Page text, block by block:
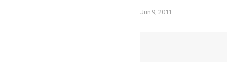
Jun 9, 2011